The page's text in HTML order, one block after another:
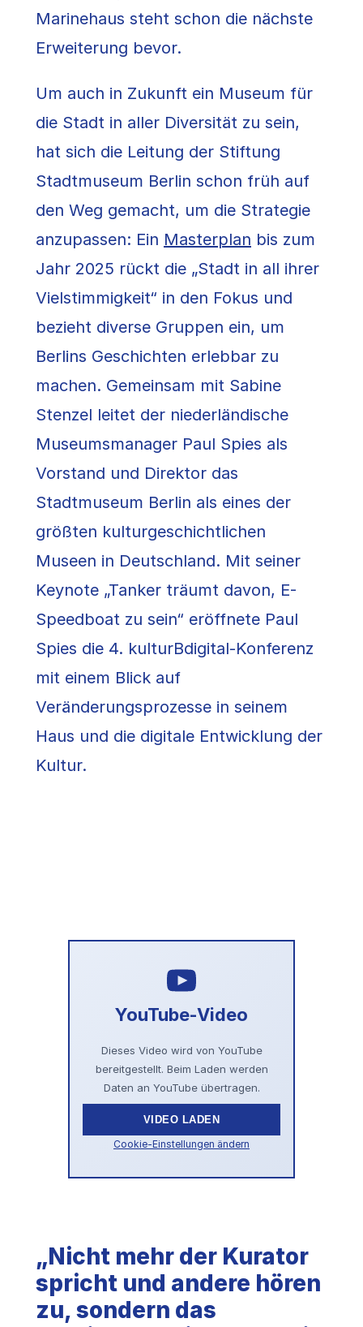
Marinehaus steht schon die nächste
Erweiterung bevor.
Um auch in Zukunft ein Museum für
die Stadt in aller Diversität zu sein,
hat sich die Leitung der Stiftung
Stadtmuseum Berlin schon früh auf
den Weg gemacht, um die Strategie
anzupassen: Ein Masterplan bis zum
Jahr 2025 rückt die „Stadt in all ihrer
Vielstimmigkeit“ in den Fokus und
bezieht diverse Gruppen ein, um
Berlins Geschichten erlebbar zu
machen. Gemeinsam mit Sabine
Stenzel leitet der niederländische
Museumsmanager Paul Spies als
Vorstand und Direktor das
Stadtmuseum Berlin als eines der
größten kulturgeschichtlichen
Museen in Deutschland. Mit seiner
Keynote „Tanker träumt davon, E-
Speedboat zu sein“ eröffnete Paul
Spies die 4. kulturBdigital-Konferenz
mit einem Blick auf
Veränderungsprozesse in seinem
Haus und die digitale Entwicklung der
Kultur.
YouTube-Video
Dieses Video wird von YouTube
bereitgestellt. Beim Laden werden
Daten an YouTube übertragen.
VIDEO LADEN
Cookie-Einstellungen ändern
„Nicht mehr der Kurator
spricht und andere hören
zu, sondern das